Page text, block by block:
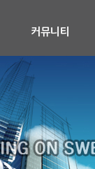
커뮤니티